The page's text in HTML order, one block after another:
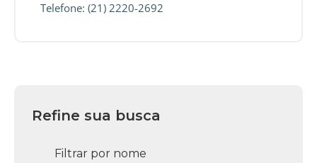
Telefone: (21) 2220-2692
Refine sua busca
Filtrar por nome